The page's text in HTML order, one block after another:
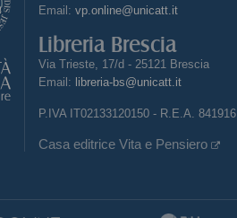
Email: vp.online@unicatt.it
Libreria Brescia
Via Trieste, 17/d - 25121 Brescia
Email: libreria-bs@unicatt.it
P.IVA IT02133120150 - R.E.A. 841916
Casa editrice Vita e Pensiero